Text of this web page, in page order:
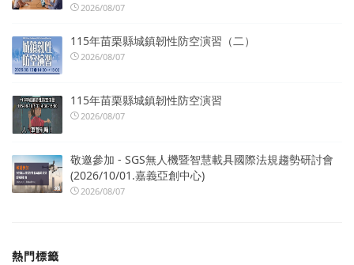
2026/08/07
115年苗栗縣城鎮韌性防空演習（二）
2026/08/07
115年苗栗縣城鎮韌性防空演習
2026/08/07
敬邀參加 - SGS無人機暨智慧載具國際法規趨勢研討會
(2026/10/01.嘉義亞創中心)
2026/08/07
熱門標籤